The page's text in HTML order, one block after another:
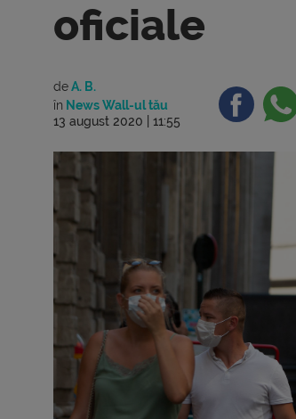
oficiale
deA. B.
în News Wall-ul tău
13 august 2020 | 11:55